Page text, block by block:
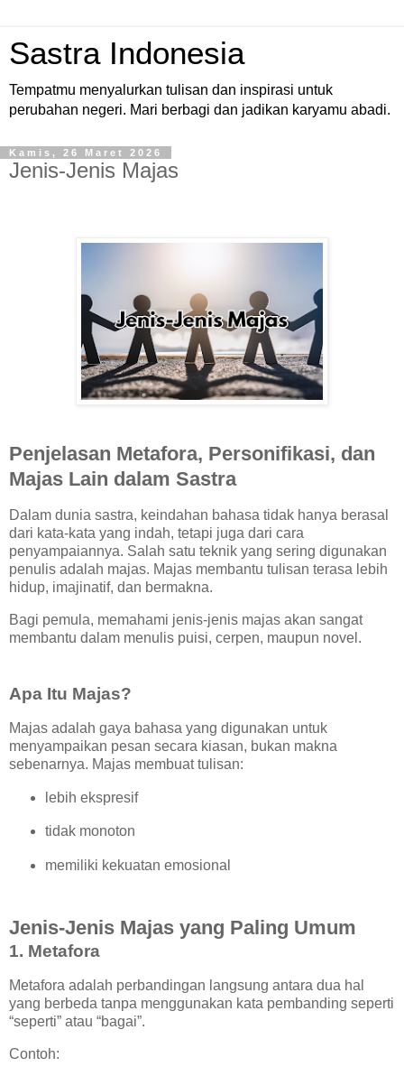
Sastra Indonesia
Tempatmu menyalurkan tulisan dan inspirasi untuk
perubahan negeri. Mari berbagi dan jadikan karyamu abadi.
Kamis, 26 Maret 2026
Jenis-Jenis Majas
Penjelasan Metafora, Personifikasi, dan
Majas Lain dalam Sastra
Dalam dunia sastra, keindahan bahasa tidak hanya berasal
dari kata-kata yang indah, tetapi juga dari cara
penyampaiannya. Salah satu teknik yang sering digunakan
penulis adalah majas. Majas membantu tulisan terasa lebih
hidup, imajinatif, dan bermakna.
Bagi pemula, memahami jenis-jenis majas akan sangat
membantu dalam menulis puisi, cerpen, maupun novel.
Apa Itu Majas?
Majas adalah gaya bahasa yang digunakan untuk
menyampaikan pesan secara kiasan, bukan makna
sebenarnya. Majas membuat tulisan:
lebih ekspresif
tidak monoton
memiliki kekuatan emosional
Jenis-Jenis Majas yang Paling Umum
1. Metafora
Metafora adalah perbandingan langsung antara dua hal
yang berbeda tanpa menggunakan kata pembanding seperti
“seperti” atau “bagai”.
Contoh: